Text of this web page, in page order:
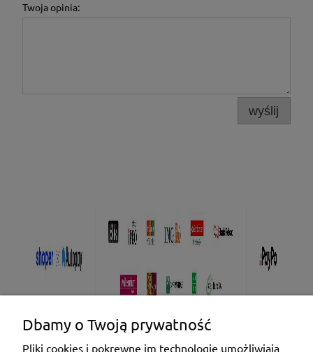
Twoja opinia:
wyślij
Dbamy o Twoją prywatność
Pliki cookies i pokrewne im technologie umożliwiają